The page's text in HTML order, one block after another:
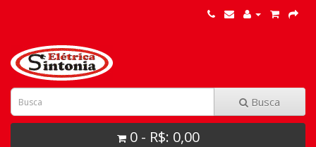
Busca
0 - R$: 0,00